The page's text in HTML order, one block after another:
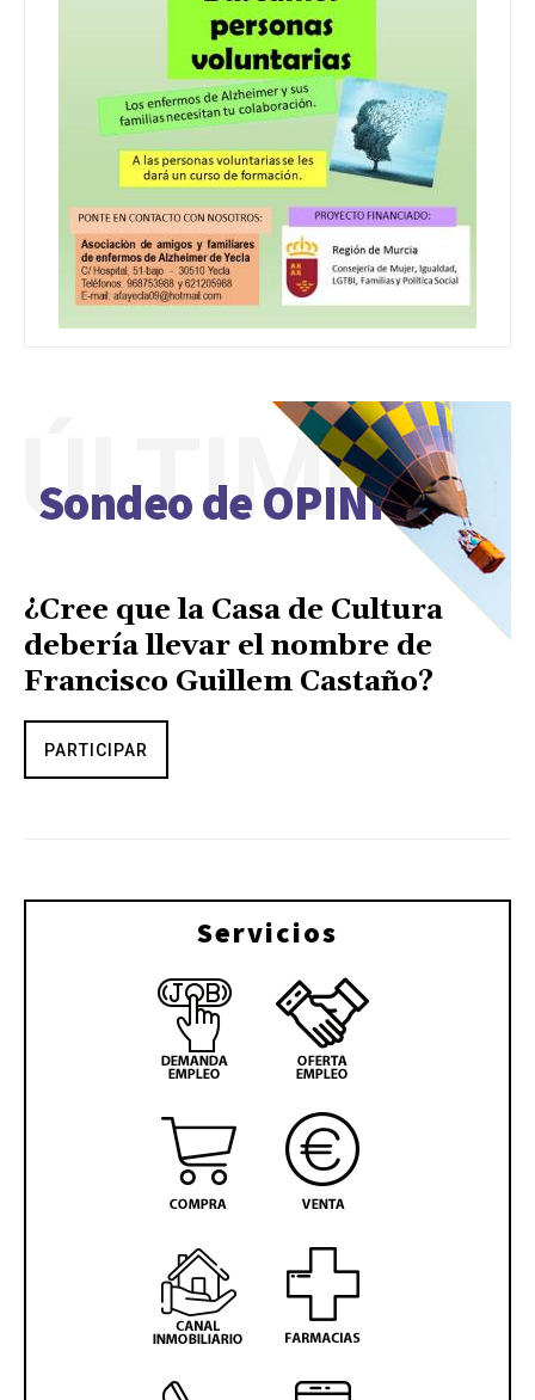
Sondeo de OPINIÓN
ÚLTIMO
¿Cree que la Casa de Cultura
debería llevar el nombre de
Francisco Guillem Castaño?
PARTICIPAR
Servicios